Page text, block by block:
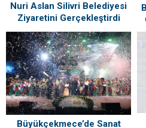
Nuri Aslan Silivri Belediyesi
Ziyaretini Gerçekleştirdi
Büyükçekmece’de Sanat